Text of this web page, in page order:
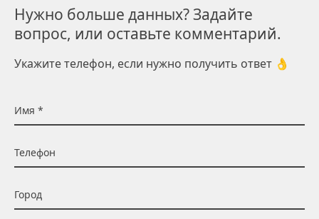
Нужно больше данных? Задайте
вопрос, или оставьте комментарий.
Укажите телефон, если нужно получить ответ 👌
Имя
Телефон
Город